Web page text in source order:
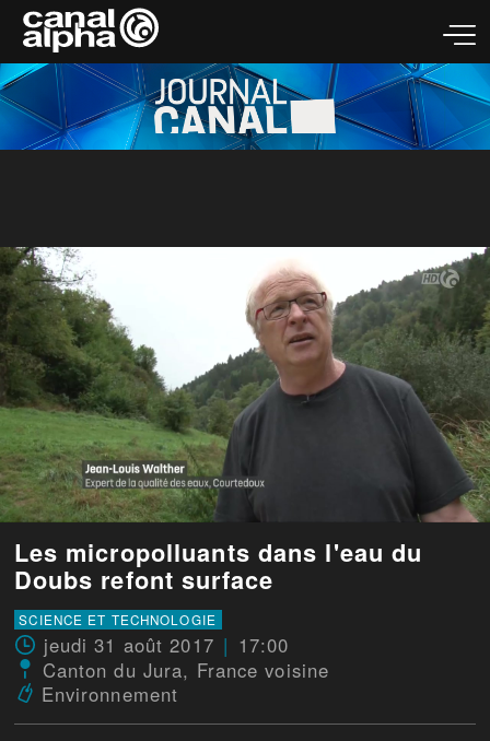
Les micropolluants dans l'eau du
Doubs refont surface
SCIENCE ET TECHNOLOGIE
jeudi 31 août 2017
17:00
Canton du Jura, France voisine
Environnement